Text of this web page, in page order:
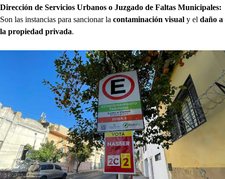
Dirección de Servicios Urbanos o Juzgado de Faltas Municipales:
Son las instancias para sancionar la contaminación visual y el daño a
la propiedad privada.